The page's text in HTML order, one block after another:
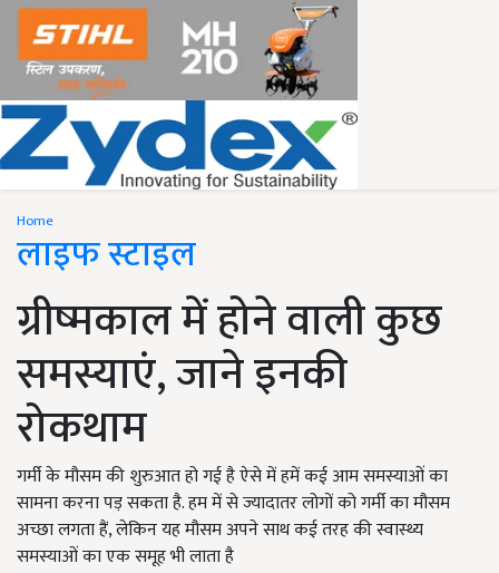
Home
लाइफ स्टाइल
ग्रीष्मकाल में होने वाली कुछ
समस्याएं, जाने इनकी
रोकथाम
गर्मी के मौसम की शुरुआत हो गई है ऐसे में हमें कई आम समस्याओं का
सामना करना पड़ सकता है. हम में से ज्यादातर लोगों को गर्मी का मौसम
अच्छा लगता हैं, लेकिन यह मौसम अपने साथ कई तरह की स्वास्थ्य
समस्याओं का एक समूह भी लाता है